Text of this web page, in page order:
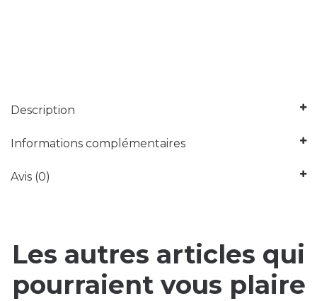
Description
Informations complémentaires
Avis (0)
Les autres articles qui
pourraient vous plaire